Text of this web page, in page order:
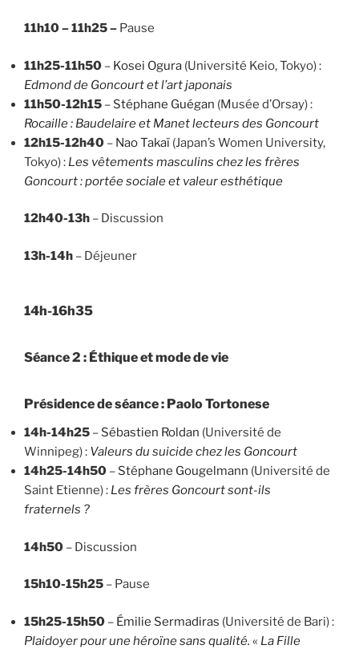
11h10 – 11h25 – Pause
11h25-11h50 – Kosei Ogura (Université Keio, Tokyo) :
Edmond de Goncourt et l’art japonais
11h50-12h15 – Stéphane Guégan (Musée d’Orsay) :
Rocaille : Baudelaire et Manet lecteurs des Goncourt
12h15-12h40 – Nao Takaï (Japan’s Women University,
Tokyo) : Les vêtements masculins chez les frères
Goncourt : portée sociale et valeur esthétique
12h40-13h – Discussion
13h-14h – Déjeuner
14h-16h35
Séance 2 : Éthique et mode de vie
Présidence de séance : Paolo Tortonese
14h-14h25 – Sébastien Roldan (Université de
Winnipeg) : Valeurs du suicide chez les Goncourt
14h25-14h50 – Stéphane Gougelmann (Université de
Saint Etienne) : Les frères Goncourt sont-ils
fraternels ?
14h50 – Discussion
15h10-15h25 – Pause
15h25-15h50 – Émilie Sermadiras (Université de Bari) :
Plaidoyer pour une héroïne sans qualité. « La Fille